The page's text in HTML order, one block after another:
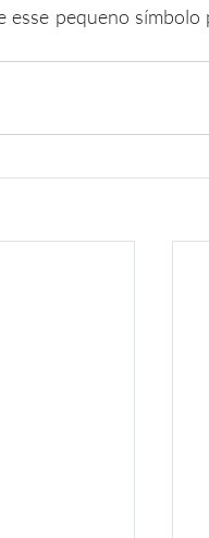
esse pequeno